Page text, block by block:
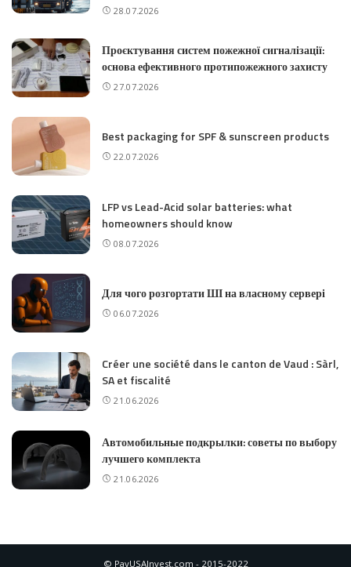
28.07.2026
Проєктування систем пожежної сигналізації:
основа ефективного протипожежного захисту
27.07.2026
Best packaging for SPF & sunscreen products
22.07.2026
LFP vs Lead-Acid solar batteries: what
homeowners should know
08.07.2026
Для чого розгортати ШІ на власному сервері
06.07.2026
Créer une société dans le canton de Vaud : Sàrl,
SA et fiscalité
21.06.2026
Автомобильные подкрылки: советы по выбору
лучшего комплекта
21.06.2026
© PayUSAInvest.com - 2015-2022